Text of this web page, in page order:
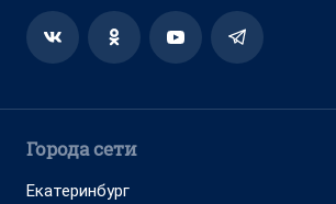
Города сети
Екатеринбург